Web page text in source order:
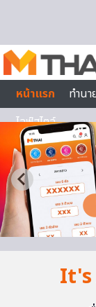
หน้าแรก
ทำน
ไลฟ์สไตล์
It's